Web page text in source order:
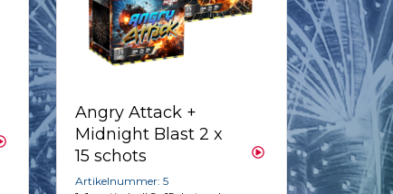
Angry Attack +
Midnight Blast 2 x
15 schots
Artikelnummer: 5